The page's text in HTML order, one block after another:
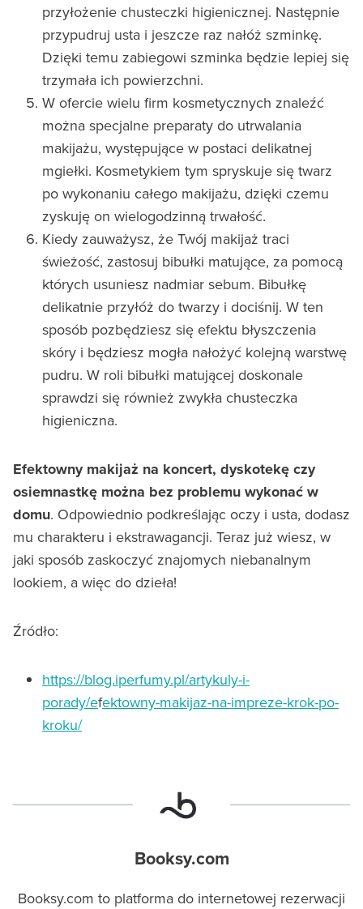
przyłożenie chusteczki higienicznej. Następnie
przypudruj usta i jeszcze raz nałóż szminkę.
Dzięki temu zabiegowi szminka będzie lepiej się
trzymała ich powierzchni.
W ofercie wielu firm kosmetycznych znaleźć
można specjalne preparaty do utrwalania
makijażu, występujące w postaci delikatnej
mgiełki. Kosmetykiem tym spryskuje się twarz
po wykonaniu całego makijażu, dzięki czemu
zyskuję on wielogodzinną trwałość.
Kiedy zauważysz, że Twój makijaż traci
świeżość, zastosuj bibułki matujące, za pomocą
których usuniesz nadmiar sebum. Bibułkę
delikatnie przyłóż do twarzy i dociśnij. W ten
sposób pozbędziesz się efektu błyszczenia
skóry i będziesz mogła nałożyć kolejną warstwę
pudru. W roli bibułki matującej doskonale
sprawdzi się również zwykła chusteczka
higieniczna.
Efektowny makijaż na koncert, dyskotekę czy
osiemnastkę można bez problemu wykonać w
domu. Odpowiednio podkreślając oczy i usta, dodasz
mu charakteru i ekstrawagancji. Teraz już wiesz, w
jaki sposób zaskoczyć znajomych niebanalnym
lookiem, a więc do dzieła!
Źródło:
https://blog.iperfumy.pl/artykuly-i-
porady/efektowny-makijaz-na-impreze-krok-po-
kroku/
Booksy.com
Booksy.com to platforma do internetowej rezerwacji